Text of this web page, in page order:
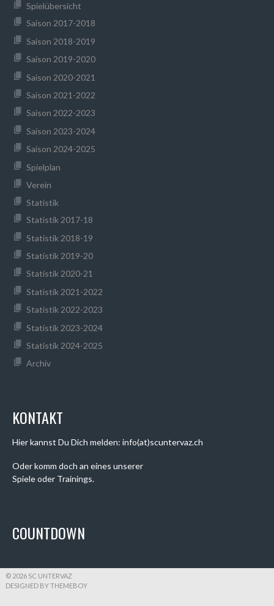
Spielübersicht
Saison 2017-2018
Saison 2018-2019
Saison 2019-2020
Saison 2020-2021
Saison 2021-2022
Saison 2022-2023
Saison 2023-2024
Saison 2024-2025
Spielplan
Verein
Statistik
Statistik 2017-18
Statistik 2018-19
Statistik 2019-20
Statistik 2020-21
Statistik 2021-2022
Statistik 2022-2023
Statistik 2023-2024
Statistik 2024-2025
Archiv
KONTAKT
Hier kannst Du Dich melden: info(at)scuntervaz.ch
Oder komm doch an eines unserer
Spiele oder Trainings.
COUNTDOWN
© 2026 SC UNTERVAZ
DESIGNED BY THEMEBOY